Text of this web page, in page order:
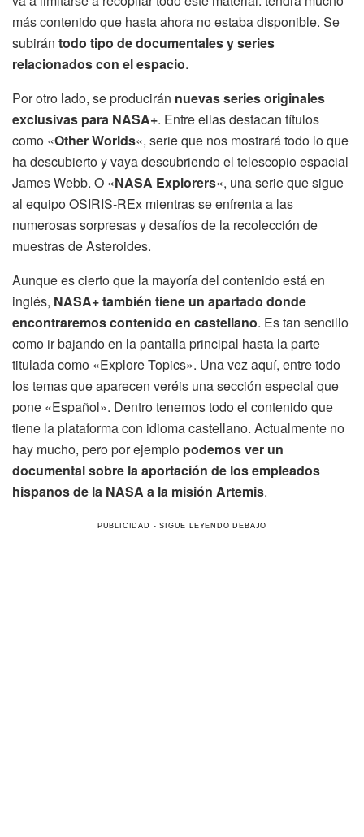
más contenido que hasta ahora no estaba disponible. Se
subirán todo tipo de documentales y series
relacionados con el espacio.
Por otro lado, se producirán nuevas series originales
exclusivas para NASA+. Entre ellas destacan títulos
como «Other Worlds«, serie que nos mostrará todo lo que
ha descubierto y vaya descubriendo el telescopio espacial
James Webb. O «NASA Explorers«, una serie que sigue
al equipo OSIRIS-REx mientras se enfrenta a las
numerosas sorpresas y desafíos de la recolección de
muestras de Asteroides.
Aunque es cierto que la mayoría del contenido está en
inglés, NASA+ también tiene un apartado donde
encontraremos contenido en castellano. Es tan sencillo
como ir bajando en la pantalla principal hasta la parte
titulada como «Explore Topics». Una vez aquí, entre todo
los temas que aparecen veréis una sección especial que
pone «Español». Dentro tenemos todo el contenido que
tiene la plataforma con idioma castellano. Actualmente no
hay mucho, pero por ejemplo podemos ver un
documental sobre la aportación de los empleados
hispanos de la NASA a la misión Artemis.